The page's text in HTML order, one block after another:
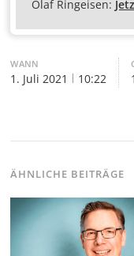
Olaf Ringeisen:
WANN
1. Juli 2021 10:22
ÄHNLICHE BEITRÄGE